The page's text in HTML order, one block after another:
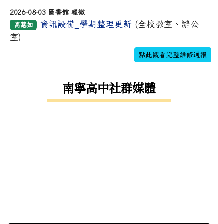
2026-08-03 圖書館 輕微
高慧如
資訊設備_學期整理更新 (全校教室、辦公
室)
點此觀看完整維修通報
南寧高中社群媒體